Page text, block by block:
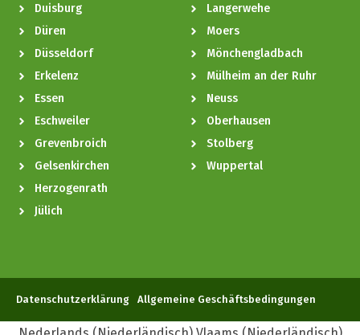
Duisburg
Düren
Düsseldorf
Erkelenz
Essen
Eschweiler
Grevenbroich
Gelsenkirchen
Herzogenrath
Jülich
Langerwehe
Moers
Mönchengladbach
Mülheim an der Ruhr
Neuss
Oberhausen
Stolberg
Wuppertal
Datenschutzerklärung Allgemeine Geschäftsbedingungen